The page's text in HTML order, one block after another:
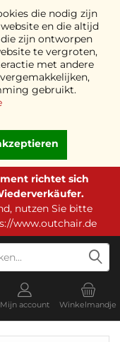
die nodig zijn
en die altijd
zijn ontworpen
te vergroten,
met andere
gebruikt.
richtet sich
nutzen Sie bitte
www.outchair.de
Winkelmandje
Mijn account